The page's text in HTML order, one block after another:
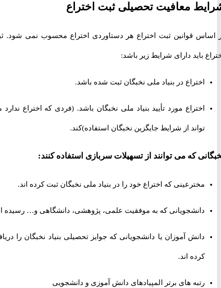
معافیت تحصیلی ثبت اختراع
قوانین ثبت اختراع هر دستاوردی اختراع محسوب نمی شود. ثبت
باید دارای شرایط زیر باشد:
اختراع در بنیاد ملی نخبگان ثبت شده باشد.
اختراع مورد تأیید بنیاد ملی نخبگان باشد. (فردی که اختراع ندارد می
تواند از شرایط جایگزین نخبگان استفاده)کند.
که می توانند از تسهیلات سربازی استفاده کنند:
مخترعینی که اختراع خود را در بنیاد ملی نخبگان ثبت کرده اند.
دانشجویانی که به موفقیت علمی، پژوهشی، دانشگاهی و… رسیده اند.
دانش آموزان یا دانشجویانی که جوایز تحصیلی بنیاد نخبگان را دریافت
کرده اند.
رتبه های برتر المپیادهای دانش آموزی و دانشجویی